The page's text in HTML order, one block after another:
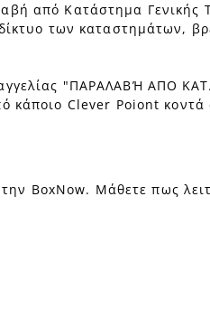
από Κατάστημα Γενικής
των καταστημάτων,
"ΠΑΡΑΛΑΒΉ ΑΠΟ
κάποιο Clever Poiont
BoxNow. Μάθετε πως